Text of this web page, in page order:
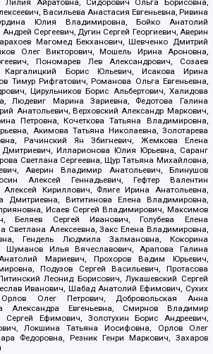
Айратовна, Сидорович Ольга Борисовна,
Васильева Анастасия Евгеньевна, Ривина
Юлия Владимировна, Бойко Анатолий
Сергеевич, Дугин Сергей Георгиевич, Аверин
Магомед Бекханович, Шевченко Дмитрий
Олег Викторович, Мошель Ирина Ароновна,
Пономарев Лев Александрович, Созаев
Каргалицкий Борис Юльевич, Исакова Ирина
Тимур Рифгатович, Романова Ольга Евгеньевна,
Цирульников Борис Альбертович, Халидова
Людевиг Марина Зариевна, Федотова Галина
Анатольевич, Верховский Александр Маркович,
Петровна, Кочеткова Татьяна Владимировна,
Акимова Татьяна Николаевна, Золотарева
Рачинский Ян Збигневич, Жемкова Елена
Дмитриевич, Илларионова Юлия Юрьевна, Саранг
Светлана Сергеевна, Щур Татьяна Михайловна,
Аверин Владимир Анатольевич, Блинушов
Алексей Геннадьевич, Гефтер Валентин
Кириллович, Флиге Ирина Анатольевна,
Дмитриевна, Вититинова Елена Владимировна,
Исаев Сергей Владимирович, Максимов
Беляев Сергей Иванович, Голубева Елена
Светлана Алексеевна, Закс Елена Владимировна,
Гендель Людмила Залмановна, Кокорина
Шуманов Илья Вячеславович, Арапова Галина
Мариевич, Прохоров Вадим Юрьевич,
Подузов Сергей Васильевич, Протасова
Леонид Борисович, Лукашевский Сергей
Иванович, Шабад Анатолий Ефимович, Сухих
Олег Петрович, Добровольская Анна
Александра Евгеньевна, Смирнов Владимир
Сергей Ефимович, Золотухин Борис Андреевич,
Локшина Татьяна Иосифовна, Орлов Олег
Федоровна, Резник Генри Маркович, Захаров